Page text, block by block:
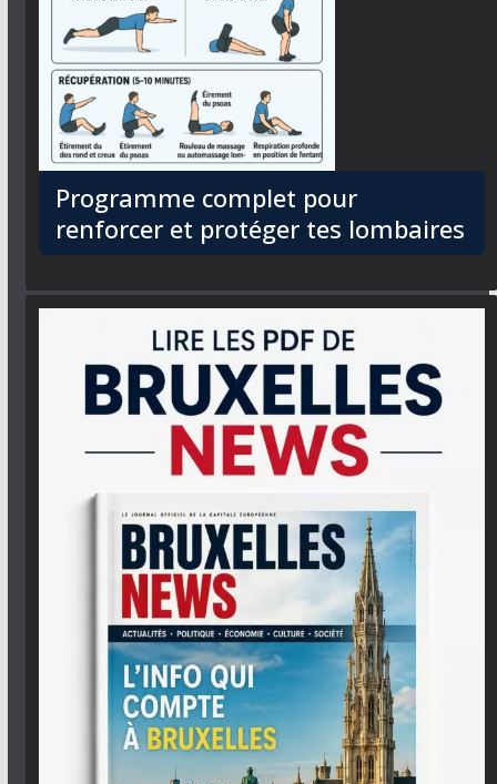
Programme complet pour
renforcer et protéger tes lombaires